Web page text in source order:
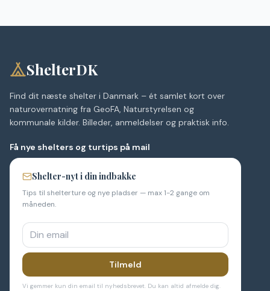
ShelterDK
Find dit næste shelter i Danmark – ét samlet kort over
naturovernatning fra GeoFA, Naturstyrelsen og
kommunale kilder. Billeder, anmeldelser og praktisk info.
Få nye shelters og turtips på mail
Shelter-nyt i din indbakke
Tips til shelterture og nye pladser — max 1-2 gange om
måneden.
Tilmeld
Vi gemmer kun din email til nyhedsbrevet. Du kan altid afmelde dig.